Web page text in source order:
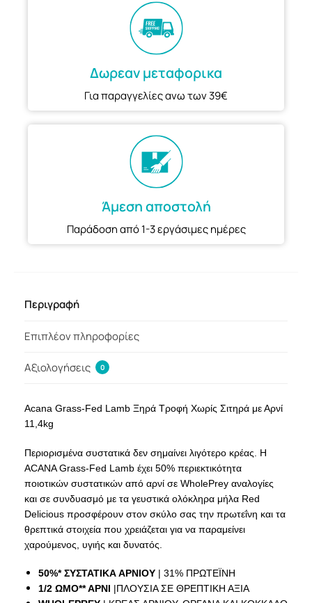
Δωρεαν μεταφορικα
Για παραγγελίες ανω των 39€
Άμεση αποστολή
Παράδοση από 1-3 εργάσιμες ημέρες
Περιγραφή
Επιπλέον πληροφορίες
Αξιολογήσεις 0
Acana Grass-Fed Lamb Ξηρά Τροφή Χωρίς Σιτηρά με Αρνί
11,4kg
Περιορισμένα συστατικά δεν σημαίνει λιγότερο κρέας. Η
ACANA Grass-Fed Lamb έχει 50% περιεκτικότητα
ποιοτικών συστατικών από αρνί σε WholePrey αναλογίες
και σε συνδυασμό με τα γευστικά ολόκληρα μήλα Red
Delicious προσφέρουν στον σκύλο σας την πρωτεΐνη και τα
θρεπτικά στοιχεία που χρειάζεται για να παραμείνει
χαρούμενος, υγιής και δυνατός.
50%* ΣΥΣΤΑΤΙΚΑ ΑΡΝΙΟΥ | 31% ΠΡΩΤΕΪΝΗ
1/2 ΩΜΟ** ΑΡΝΙ |ΠΛΟΥΣΙΑ ΣΕ ΘΡΕΠΤΙΚΗ ΑΞΙΑ